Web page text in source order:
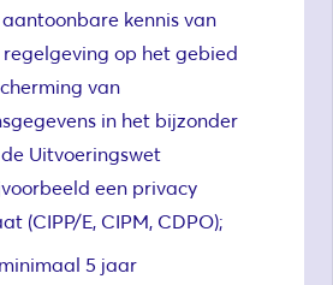
kennis van
op het gebied
van
in het bijzonder
de Uitvoeringswet
een privacy
(CIPP/E, CIPM, CDPO);
5 jaar